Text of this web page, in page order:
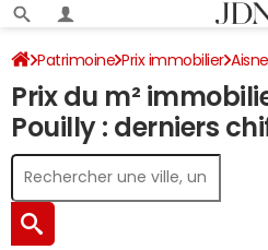
Patrimoine Prix immobilier Aisne
Prix du m²
Pouilly : derniers